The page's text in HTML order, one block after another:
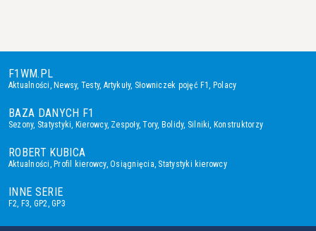
F1WM.PL
Aktualności, Newsy, Testy, Artykuły, Słowniczek pojęć F1, Polacy
BAZA DANYCH F1
Sezony, Statystyki, Kierowcy, Zespoły,Tory, Bolidy, Silniki, Konstruktorzy
ROBERT KUBICA
Aktualności, Profil kierowcy,Osiągnięcia, Statystyki kierowcy
INNE SERIE
F2, F3, GP2,GP3